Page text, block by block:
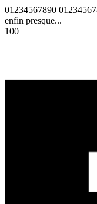
01 234567890 01 234567
enfin presque...
100